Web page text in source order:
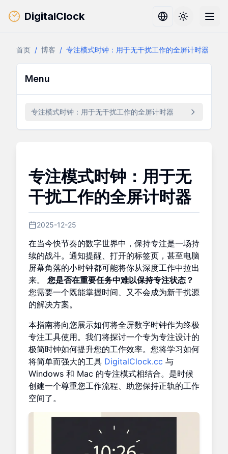
DigitalClock Toggle
首页 / 博客 / 专注模式时钟：用于无干扰工作的全屏计时器
Menu
专注模式时钟：用于无干扰工作的全屏计时器
专注模式时钟：用于无
干扰工作的全屏计时器
2025-12-25
在当今快节奏的数字世界中，保持专注是一场持
续的战斗。通知提醒、打开的标签页，甚至电脑
屏幕角落的小时钟都可能将你从深度工作中拉出
来。 您是否在重要任务中难以保持专注状态？
您需要一个既能掌握时间、又不会成为新干扰源
的解决方案。
本指南将向您展示如何将全屏数字时钟作为终极
专注工具使用。我们将探讨一个专为专注设计的
极简时钟如何提升您的工作效率。您将学习如何
将简单而强大的工具 DigitalClock.cc 与
Windows 和 Mac 的专注模式相结合。是时候
创建一个尊重您工作流程、助您保持正轨的工作
空间了。